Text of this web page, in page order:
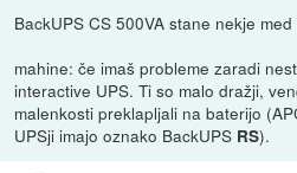
BackUPS CS 500VA stane nekje
mahine: če imaš probleme zaradi
interactive UPS. Ti so malo dražji,
malenkosti preklapljali na baterijo
UPSji imajo oznako BackUPS RS).